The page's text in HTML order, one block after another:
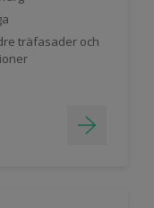
träfasader och